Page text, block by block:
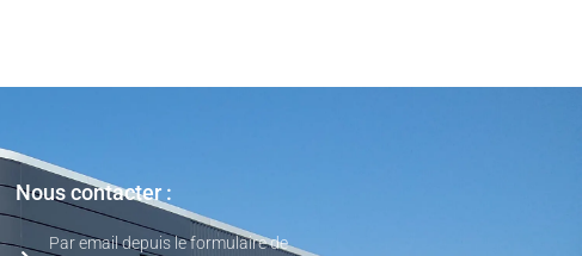
Nous contacter :
Par email depuis le formulaire de